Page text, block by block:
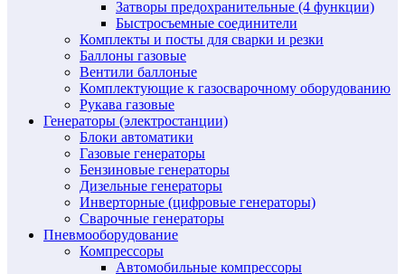
Затворы предохранительные (4 функции)
Быстросъемные соединители
Комплекты и посты для сварки и резки
Баллоны газовые
Вентили баллоные
Комплектующие к газосварочному оборудованию
Рукава газовые
Генераторы (электростанции)
Блоки автоматики
Газовые генераторы
Бензиновые генераторы
Дизельные генераторы
Инверторные (цифровые генераторы)
Сварочные генераторы
Пневмооборудование
Компрессоры
Автомобильные компрессоры